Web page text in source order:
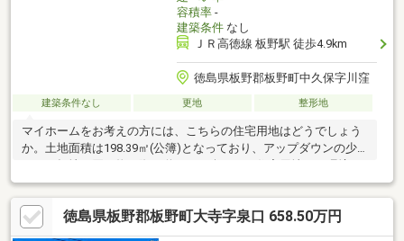
容積率-
建築条件なし
ＪＲ高徳線 板野駅 徒歩4.9km
徳島県板野郡板野町中久保字川窪
建築条件なし 更地 整形地
マイホームをお考えの方には、こちらの住宅用地はどうでしょう
か。土地面積は198.39㎡(公簿)となっており、アップダウンの少
良いエリアにあるので新しい住まいの場所としておすすめです。
土地購入を考えている方、一度チェックして頂きたいのがこちら
の売地です。詳しくはぜひ一度、株式会社プラスナイス藍住・北
島不動産モールにご連絡下さい。（088-692-0051）
徳島県板野郡板野町大寺字泉口 658.50万円